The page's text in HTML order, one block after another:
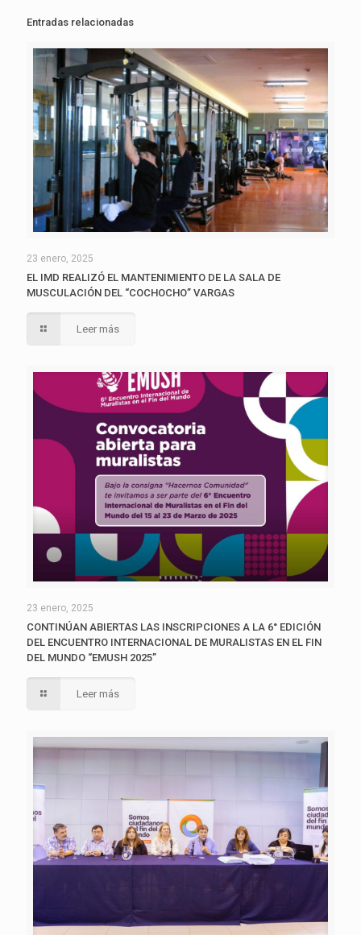
Entradas relacionadas
23 enero, 2025
EL IMD REALIZÓ EL MANTENIMIENTO DE LA SALA DE
MUSCULACIÓN DEL “COCHOCHO” VARGAS
Leer más
23 enero, 2025
CONTINÚAN ABIERTAS LAS INSCRIPCIONES A LA 6° EDICIÓN
DEL ENCUENTRO INTERNACIONAL DE MURALISTAS EN EL FIN
DEL MUNDO “EMUSH 2025”
Leer más